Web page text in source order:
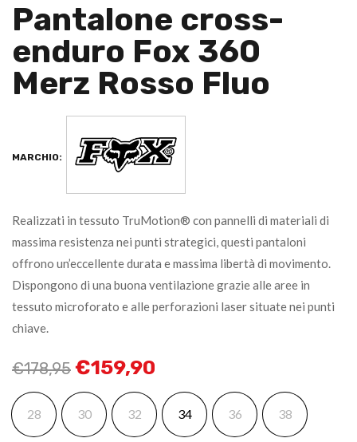
Pantalone cross-
enduro Fox 360
Merz Rosso Fluo
MARCHIO:
Realizzati in tessuto TruMotion® con pannelli di materiali di
massima resistenza nei punti strategici, questi pantaloni
offrono un’eccellente durata e massima libertà di movimento.
Dispongono di una buona ventilazione grazie alle aree in
tessuto microforato e alle perforazioni laser situate nei punti
chiave.
€178,95 €159,90
28 30 32 34 36 38